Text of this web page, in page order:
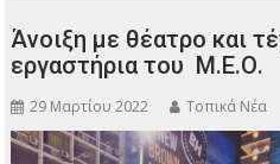
Άνοιξη με θέατρο και
εργαστήρια του Μ.Ε.Ο.
29 Μαρτίου 2022 Τοπικά Νέα